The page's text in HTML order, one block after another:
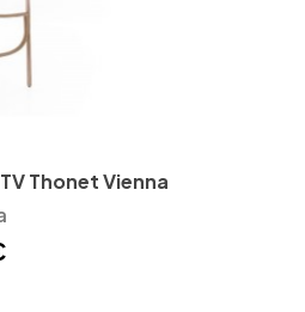
Thonet Vienna